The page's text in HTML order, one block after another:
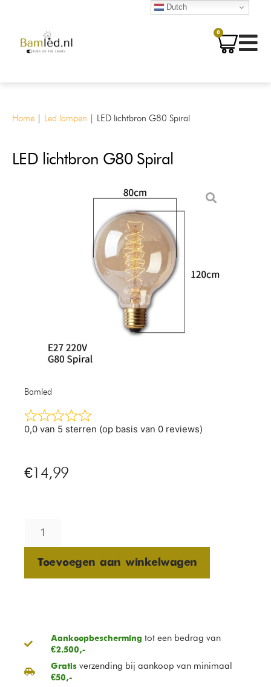
0
Home | Led lampen | LED lichtbron G80 Spiral
LED lichtbron G80 Spiral
Bamled
0,0 van 5 sterren (op basis van 0 reviews)
€14,99
Toevoegen aan winkelwagen
Aankoopbescherming tot een bedrag van
€2.500,-
Gratisverzending bij aankoop van minimaal
€50,-
Dutch